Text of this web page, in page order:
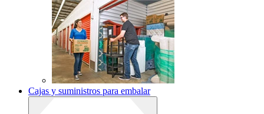
Cajas y suministros para embalar